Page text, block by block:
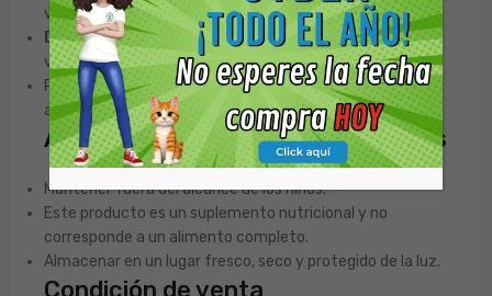
veces al día.
Dosis para Gatos:
1 mL por cada 2,5 Kg de peso, dos
veces al día.
Para obtener resultados óptimos, se recomienda
administrar por al menos 1 a 2 meses.
Advertencias y Contraindicaciones
Mantener fuera del alcance de los niños.
Este producto es un suplemento nutricional y no
corresponde a un alimento completo.
Almacenar en un lugar fresco, seco y protegido de la luz.
Condición de venta